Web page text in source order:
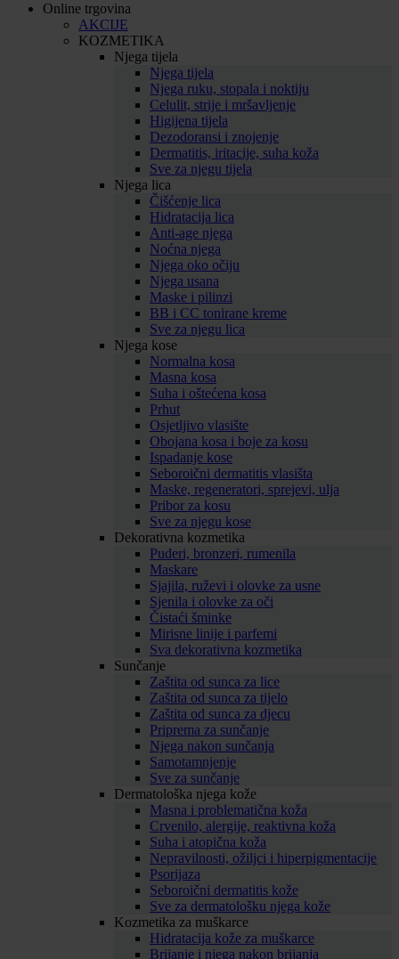
Online trgovina
AKCIJE
KOZMETIKA
Njega tijela
Njega tijela
Njega ruku, stopala i noktiju
Celulit, strije i mršavljenje
Higijena tijela
Dezodoransi i znojenje
Dermatitis, iritacije, suha koža
Sve za njegu tijela
Njega lica
Čišćenje lica
Hidratacija lica
Anti-age njega
Noćna njega
Njega oko očiju
Njega usana
Maske i pilinzi
BB i CC tonirane kreme
Sve za njegu lica
Njega kose
Normalna kosa
Masna kosa
Suha i oštećena kosa
Prhut
Osjetljivo vlasište
Obojana kosa i boje za kosu
Ispadanje kose
Seboroični dermatitis vlasišta
Maske, regeneratori, sprejevi, ulja
Pribor za kosu
Sve za njegu kose
Dekorativna kozmetika
Puderi, bronzeri, rumenila
Maskare
Sjajila, ruževi i olovke za usne
Sjenila i olovke za oči
Čistaći šminke
Mirisne linije i parfemi
Sva dekorativna kozmetika
Sunčanje
Zaštita od sunca za lice
Zaštita od sunca za tijelo
Zaštita od sunca za djecu
Priprema za sunčanje
Njega nakon sunčanja
Samotamnjenje
Sve za sunčanje
Dermatološka njega kože
Masna i problematična koža
Crvenilo, alergije, reaktivna koža
Suha i atopična koža
Nepravilnosti, ožiljci i hiperpigmentacije
Psorijaza
Seboroični dermatitis kože
Sve za dermatološku njega kože
Kozmetika za muškarce
Hidratacija kože za muškarce
Brijanje i njega nakon brijanja